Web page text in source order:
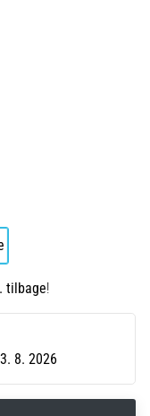
tilbage!
8. 2026